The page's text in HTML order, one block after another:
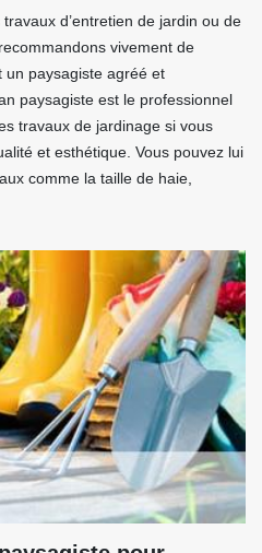
d’entretien de jardin ou de
vivement de
un paysagiste agréé et
paysagiste est le professionnel
travaux de jardinage si vous
et esthétique. Vous pouvez lui
comme la taille de haie,